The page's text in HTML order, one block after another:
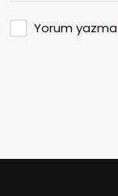
Yorum yazma